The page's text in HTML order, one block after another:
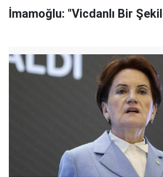
İmamoğlu: "Vicdanlı Bir